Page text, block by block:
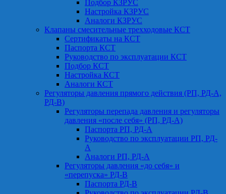
Подбор КЗРУС
Настройка КЗРУС
Аналоги КЗРУС
Клапаны смесительные трехходовые КСТ
Сертификаты на КСТ
Паспорта КСТ
Руководство по эксплуатации КСТ
Подбор КСТ
Настройка КСТ
Аналоги КСТ
Регуляторы давления прямого действия (РП, РД-А,
РД-В)
Регуляторы перепада давления и регуляторы
давления «после себя» (РП, РД-А)
Паспорта РП, РД-А
Руководство по эксплуатации РП, РД-
А
Аналоги РП, РД-А
Регуляторы давления «до себя» и
«перепуска» РД-В
Паспорта РД-В